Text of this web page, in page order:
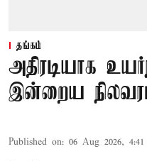
தங்கம்
அதிரடியாக
இன்றைய
Published on: 06 Aug 2026,